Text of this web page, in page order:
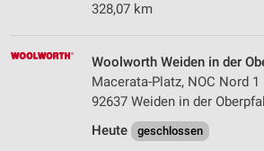
328,07 km
Woolworth Weiden in der
Macerata-Platz, NOC Nord 1
92637 Weiden in der
Heute
geschlossen